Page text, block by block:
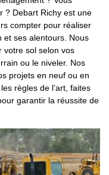
? Debart Richy est une
compter pour réaliser
et ses alentours. Nous
votre sol selon vos
ou le niveler. Nos
projets en neuf ou en
règles de l’art, faites
garantir la réussite de